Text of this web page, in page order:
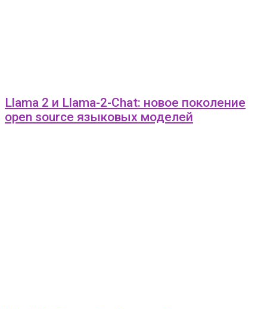
Llama 2 и Llama-2-Chat: новое поколение
open source языковых моделей